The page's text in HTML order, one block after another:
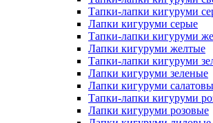
Тапки-лапки кигуруми
Лапки кигуруми серые
Тапки-лапки кигуруми
Лапки кигуруми желтые
Тапки-лапки кигуруми
Лапки кигуруми зеленые
Лапки кигуруми
Тапки-лапки кигуруми
Лапки кигуруми розовые